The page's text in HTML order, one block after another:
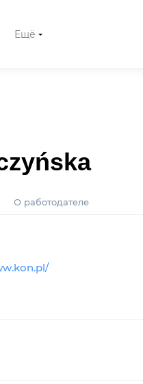
Ещё
О работодателе